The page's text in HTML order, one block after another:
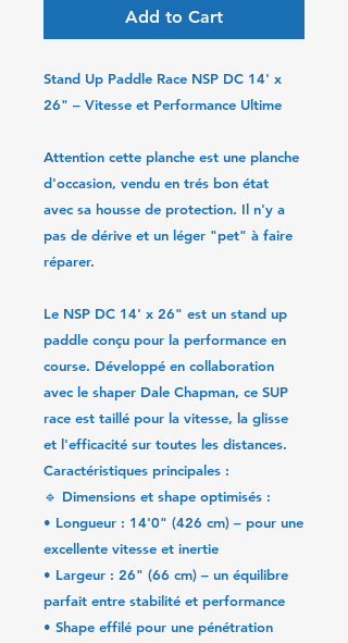
Add to Cart
Stand Up Paddle Race NSP DC 14' x
26" – Vitesse et Performance Ultime
Attention cette planche est une planche
d'occasion, vendu en trés bon état
avec sa housse de protection. Il n'y a
pas de dérive et un léger "pet" à faire
réparer.
Le NSP DC 14' x 26" est un stand up
paddle conçu pour la performance en
course. Développé en collaboration
avec le shaper Dale Chapman, ce SUP
race est taillé pour la vitesse, la glisse
et l'efficacité sur toutes les distances.
Caractéristiques principales :
🔹 Dimensions et shape optimisés :
• Longueur : 14'0" (426 cm) – pour une
excellente vitesse et inertie
• Largeur : 26" (66 cm) – un équilibre
parfait entre stabilité et performance
• Shape effilé pour une pénétration